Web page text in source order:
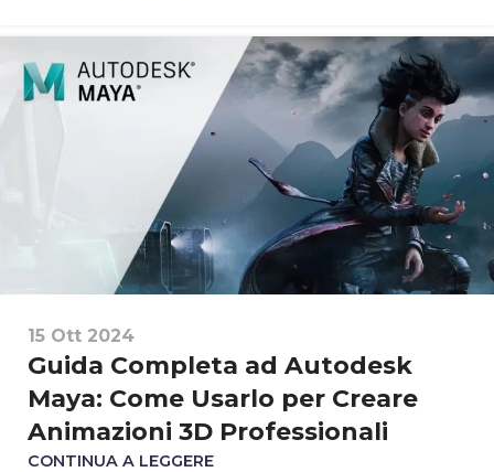
15 Ott 2024
Guida Completa ad Autodesk
Maya: Come Usarlo per Creare
Animazioni 3D Professionali
CONTINUA A LEGGERE